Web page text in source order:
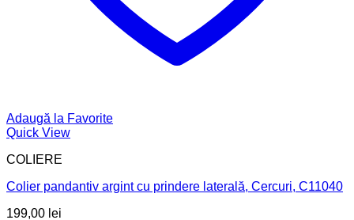
Adaugă la Favorite
Quick View
COLIERE
Colier pandantiv argint cu prindere laterală, Cercuri, C11040
199,00 lei